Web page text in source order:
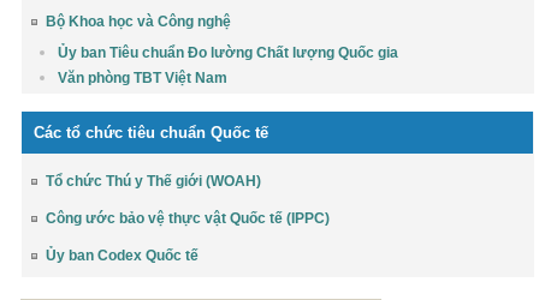
Bộ Khoa học và Công nghệ
Ủy ban Tiêu chuẩn Đo lường Chất lượng Quốc gia
Văn phòng TBT Việt Nam
Các tổ chức tiêu chuẩn Quốc tế
Tổ chức Thú y Thế giới (WOAH)
Công ước bảo vệ thực vật Quốc tế (IPPC)
Ủy ban Codex Quốc tế